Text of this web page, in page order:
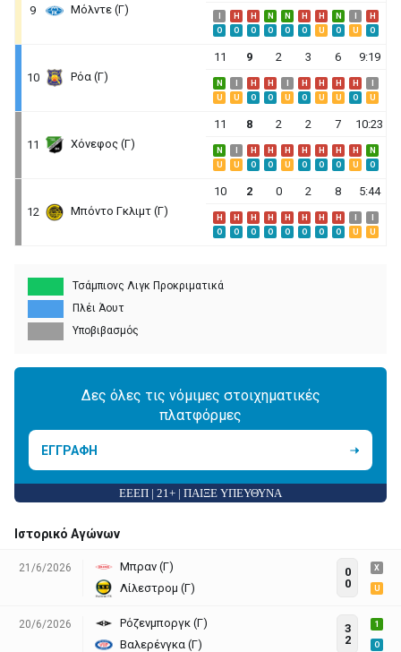
9 Μόλντε (Γ) H H N N H H N
H
O
O O O O O U O U O
10 Ρόα (Γ)
11 9 2 3 6 9:19
N H H H H H H
U
U O O U O U U O U
11 Χόνεφος (Γ)
11 8 2 2 7 10:23
N H H H H H H H
N
U
U O O U O O O U O
12 Μπόντο Γκλιμτ (Γ)
10 2 0 2 8 5:44
H H H H H H H H
O
O O O O O O O U U
Τσάμπιονς Λιγκ Προκριματικά
Πλέι Άουτ
Υποβιβασμός
Δες όλες τις νόμιμες στοιχηματικές
πλατφόρμες
ΕΓΓΡΑΦΗ
ΕΕΕΠ | 21+ | ΠΑΙΞΕ ΥΠΕΥΘΥΝΑ
Ιστορικό Αγώνων
21/6/2026
Μπραν (Γ)
Λίλεστρομ (Γ)
0
0
X
U
20/6/2026
Ρόζενμποργκ (Γ)
Βαλερένγκα (Γ)
3
2
1
O